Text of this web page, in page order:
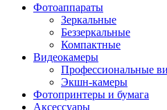
Фотоаппараты
Зеркальные
Беззеркальные
Компактные
Видеокамеры
Профессиональные
Экшн-камеры
Фотопринтеры и бумага
Аксессуары